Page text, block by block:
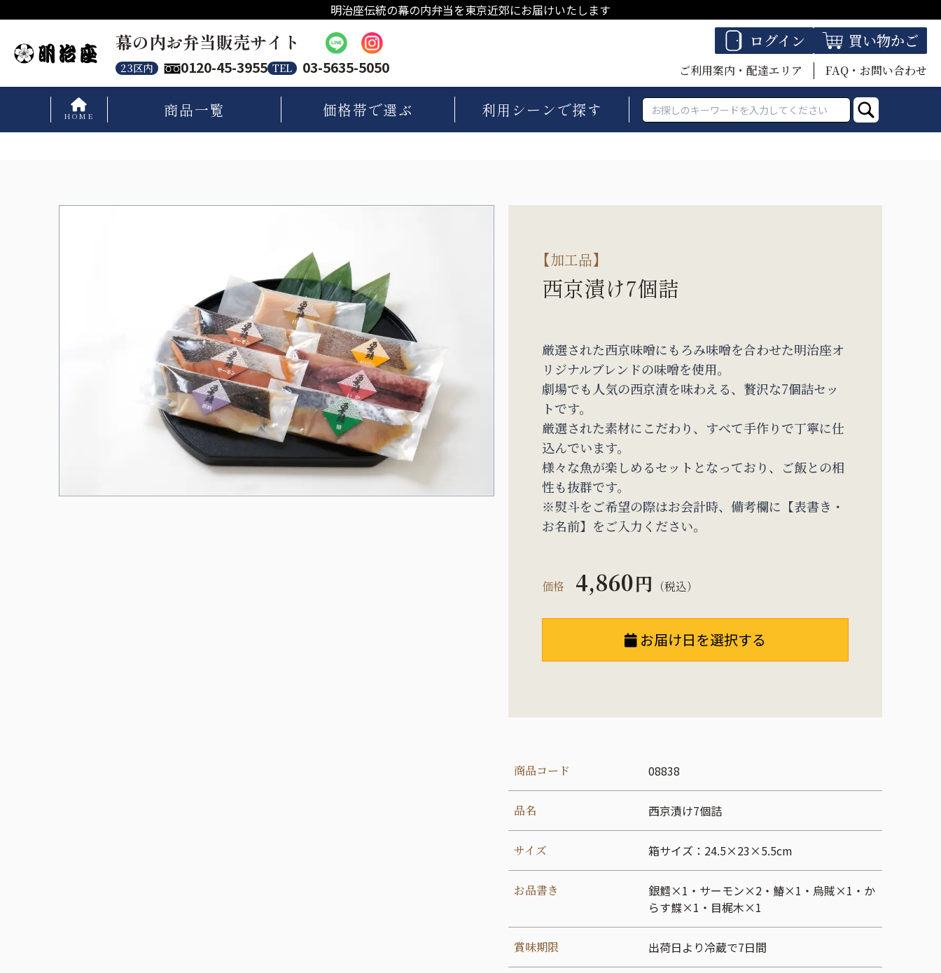
明治座伝統の幕の内弁当を東京近郊にお届けいたします
幕の内お弁当販売サイト
23区内 0120-45-3955 TEL 03-5635-5050
ログイン 買い物かご
ご利用案内・配達エリア FAQ・お問い合わせ
HOME 商品一覧 価格帯で選ぶ 利用シーンで探す
【加工品】
西京漬け7個詰
厳選された西京味噌にもろみ味噌を合わせた明治座オ
リジナルブレンドの味噌を使用。
劇場でも人気の西京漬を味わえる、贅沢な7個詰セッ
トです。
厳選された素材にこだわり、すべて手作りで丁寧に仕
込んでいます。
様々な魚が楽しめるセットとなっており、ご飯との相
性も抜群です。
※熨斗をご希望の際はお会計時、備考欄に【表書き・
お名前】をご入力ください。
価格 4,860円 （税込）
お届け日を選択する
商品コード 08838
品名 西京漬け7個詰
サイズ 箱サイズ：24.5×23×5.5cm
お品書き
銀鱈×1・サーモン×2・鰆×1・烏賊×1・か
らす鰈×1・目梶木×1
賞味期限 出荷日より冷蔵で7日間